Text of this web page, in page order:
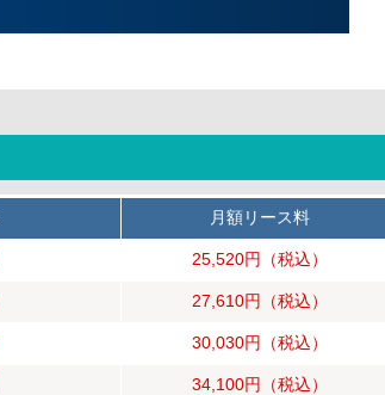
月額リース料
25,520円 （税込）
27,610円 （税込）
30,030円 （税込）
34,100円 （税込）